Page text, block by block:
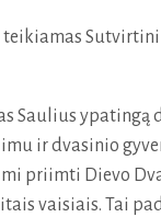
teikiamas
Saulius
ir dvasinio
priimti Dievo
vaisiais. Tai